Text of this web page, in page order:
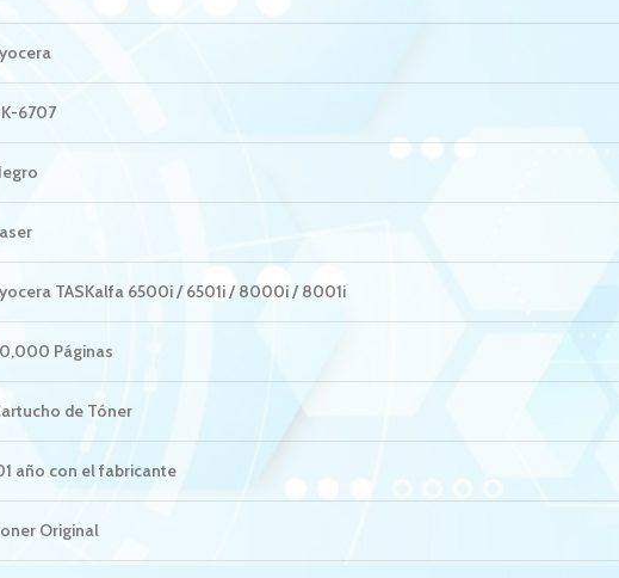
6707
TASKalfa 6500i / 6501i / 8000i / 8001i
Páginas
de Tóner
año con el fabricante
Original